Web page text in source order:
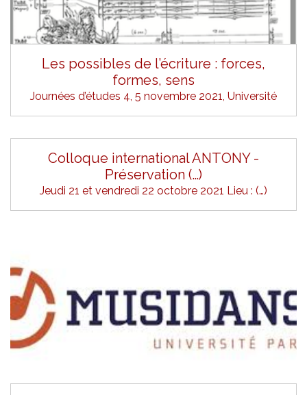
Les possibles de l’écriture : forces,
formes, sens
Journées d’études 4, 5 novembre 2021, Université
Colloque international ANTONY -
Préservation (…)
Jeudi 21 et vendredi 22 octobre 2021 Lieu : (…)